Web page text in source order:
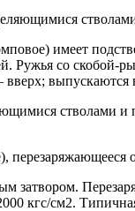
имеет
Ружья со скобой-
вверх;
стволами
затвором.
кгс/см2.